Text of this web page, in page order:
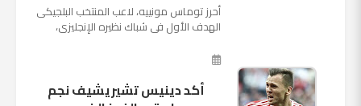
أحرز توماس مونييه، لاعب المنتخب البلجيكى
الهدف الأول فى شباك نظيره الإنجليزى،
بينهما حاليا على م...
أكد دينيس تشيريشيف نجم